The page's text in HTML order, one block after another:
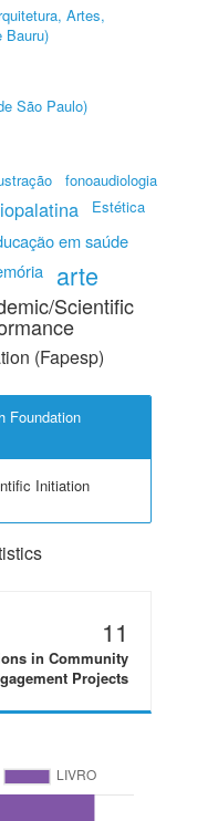
Artes,
Bauru)
São Paulo)
fonoaudiologia
Estética
em saúde
arte
Scientific
(Fapesp)
Foundation
Initiation
11
in Community
Projects